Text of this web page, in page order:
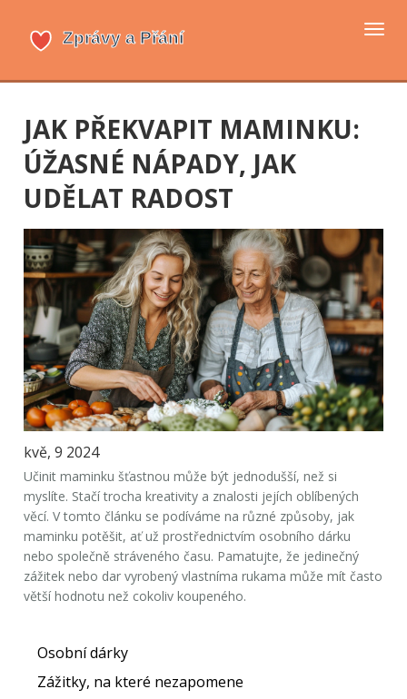
JAK PŘEKVAPIT MAMINKU:
ÚŽASNÉ NÁPADY, JAK
UDĚLAT RADOST
kvě, 9 2024
Učinit maminku šťastnou může být jednodušší, než si
myslíte. Stačí trocha kreativity a znalosti jejích oblíbených
věcí. V tomto článku se podíváme na různé způsoby, jak
maminku potěšit, ať už prostřednictvím osobního dárku
nebo společně stráveného času. Pamatujte, že jedinečný
zážitek nebo dar vyrobený vlastníma rukama může mít často
větší hodnotu než cokoliv koupeného.
Osobní dárky
Zážitky, na které nezapomene